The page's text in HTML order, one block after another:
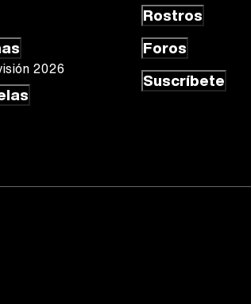
2026
Rostros
Foros
Suscríbete